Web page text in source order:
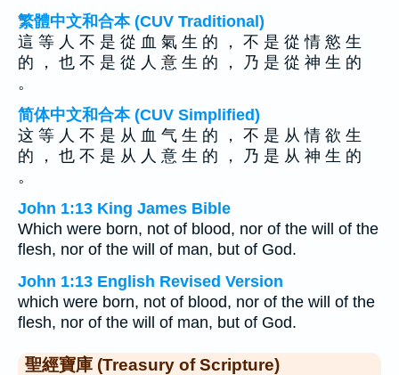
繁體中文和合本 (CUV Traditional)
這 等 人 不 是 從 血 氣 生 的 ， 不 是 從 情 慾 生
的 ， 也 不 是 從 人 意 生 的 ， 乃 是 從 神 生 的
。
简体中文和合本 (CUV Simplified)
这 等 人 不 是 从 血 气 生 的 ， 不 是 从 情 欲 生
的 ， 也 不 是 从 人 意 生 的 ， 乃 是 从 神 生 的
。
John 1:13 King James Bible
Which were born, not of blood, nor of the will of the
flesh, nor of the will of man, but of God.
John 1:13 English Revised Version
which were born, not of blood, nor of the will of the
flesh, nor of the will of man, but of God.
聖經寶庫 (Treasury of Scripture)